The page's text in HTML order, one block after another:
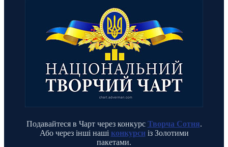
Подавайтеся в Чарт через конкурс Творча Сотня.
Або через інші наші конкурсиіз Золотими
пакетами.